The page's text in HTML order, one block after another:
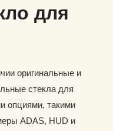
для
оригинальные и
стекла для
опциями, такими
ADAS, HUD и